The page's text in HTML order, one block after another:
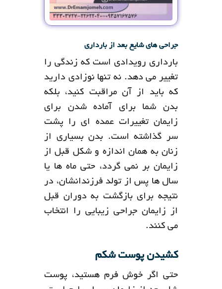
جراحی های شایع بعد از بارداری
بارداری رویدادی است که زندگی را
تغییر می دهد. نه تنها نوزادی دارید
که باید از آن مراقبت کنید، بلکه
بدن شما برای آماده شدن برای
زایمان تغییرات عمده ای را پشت
سر گذاشته است. بدن بسیاری از
زنان به همان اندازه و شکل قبل از
زایمان بر نمی گردد، حتی ماه ها یا
سال ها پس از تولد فرزندانشان، در
نتیجه برای بازگشت به دوران قبل
از زایمان جراحی زیبایی را انتخاب
می کنند.
کشیدن پوست شکم
حتی اگر خوش فرم هستید، پوست